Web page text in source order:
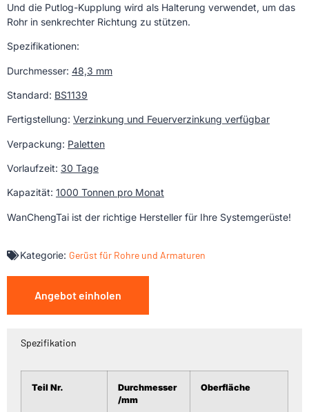
Und die Putlog-Kupplung wird als Halterung verwendet, um das
Rohr in senkrechter Richtung zu stützen.
Spezifikationen:
Durchmesser: 48,3 mm
Standard: BS1139
Fertigstellung: Verzinkung und Feuerverzinkung verfügbar
Verpackung: Paletten
Vorlaufzeit: 30 Tage
Kapazität: 1000 Tonnen pro Monat
WanChengTai ist der richtige Hersteller für Ihre Systemgerüste!
Kategorie: Gerüst für Rohre und Armaturen
Angebot einholen
Spezifikation
Teil Nr.
Durchmesser
/mm
Oberfläche